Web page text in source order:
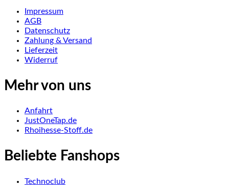
Impressum
AGB
Datenschutz
Zahlung & Versand
Lieferzeit
Widerruf
Mehr von uns
Anfahrt
JustOneTap.de
Rhoihesse-Stoff.de
Beliebte Fanshops
Technoclub